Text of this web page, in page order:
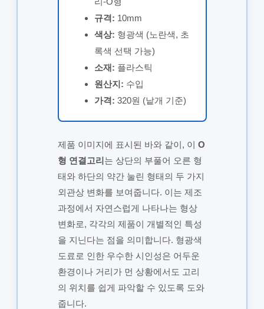
규격: 10mm
색상: 형광색 (노란색, 초
록색 선택 가능)
소재: 플라스틱
원산지: 수입
가격: 320원 (낱개 기준)
제품 이미지에 표시된 바와 같이, 이 O
형 연결고리는 상단의 부풀어 오른 형
태와 하단의 약간 눌린 형태의 두 가지
외관상 변화를 보여줍니다. 이는 제조
과정에서 자연스럽게 나타나는 형상
변화로, 각각의 제품이 개별적인 특성
을 지닌다는 점을 의미합니다. 형광색
도료로 인한 우수한 시인성은 어두운
환경이나 거리가 먼 상황에서도 고리
의 위치를 쉽게 파악할 수 있도록 도와
줍니다.